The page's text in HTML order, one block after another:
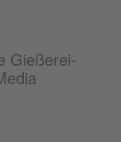
Gießerei-